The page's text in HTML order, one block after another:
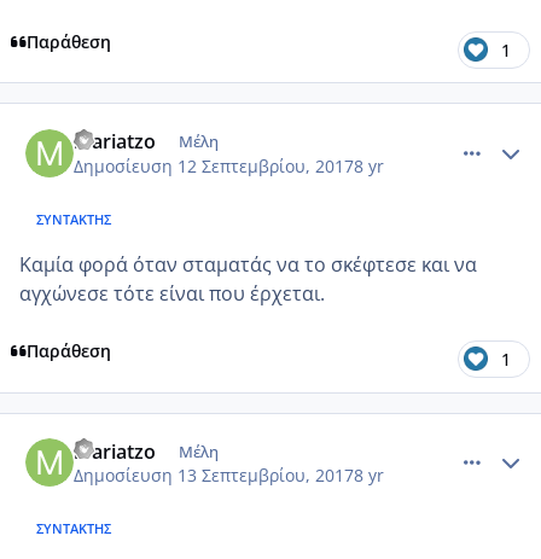
Παράθεση 1
mariatzo Μέλη
Δημοσίευση 12 Σεπτεμβρίου, 20178 yr
ΣΥΝΤΆΚΤΗΣ
Καμία φορά όταν σταματάς να το σκέφτεσε και να
αγχώνεσε τότε είναι που έρχεται.
Παράθεση 1
mariatzo Μέλη
Δημοσίευση 13 Σεπτεμβρίου, 20178 yr
ΣΥΝΤΆΚΤΗΣ